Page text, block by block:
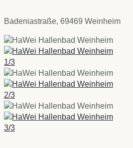
Badeniastraße, 69469 Weinheim
1/3
2/3
3/3